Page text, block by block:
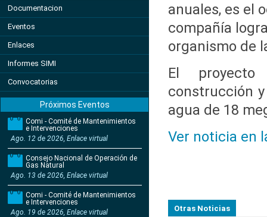
Documentacion
Eventos
Enlaces
Informes SIMI
Convocatorias
Próximos Eventos
Comi - Comité de Mantenimientos
e Intervenciones
Ago. 12 de 2026, Enlace virtual
Consejo Nacional de Operación de
Gas Natural
Ago. 13 de 2026, Enlace virtual
Comi - Comité de Mantenimientos
e Intervenciones
Ago. 19 de 2026, Enlace virtual
anuales, es el
compañía
organismo de
El
construcción
agua de 18
Ver noticia en
Otras Noticias